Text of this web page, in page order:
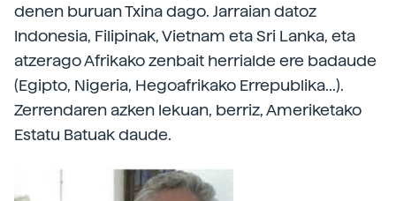
denen buruan Txina dago. Jarraian datoz
Indonesia, Filipinak, Vietnam eta Sri Lanka, eta
atzerago Afrikako zenbait herrialde ere badaude
(Egipto, Nigeria, Hegoafrikako Errepublika...).
Zerrendaren azken lekuan, berriz, Ameriketako
Estatu Batuak daude.